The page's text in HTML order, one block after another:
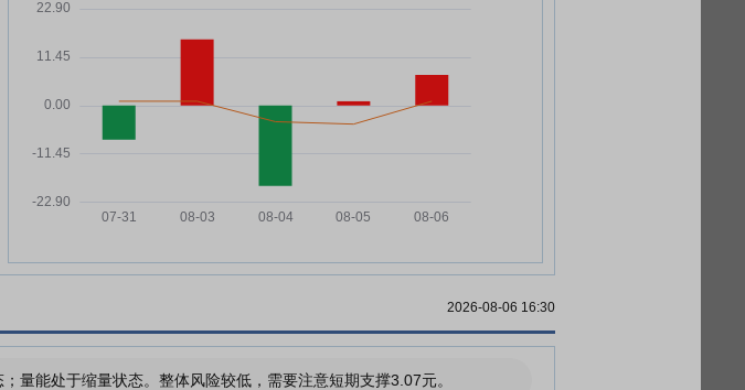
见书
股份关于召开2025
会的通知
泰股份关于变更相关
告
泰股份2026年一季度
泰股份董事会秘书管
泰股份关于2026年员
于2026年员工持股
2026-08-06 16:30
量能处于缩量状态。整体风险较低，需要注意短期支撑3.07元。